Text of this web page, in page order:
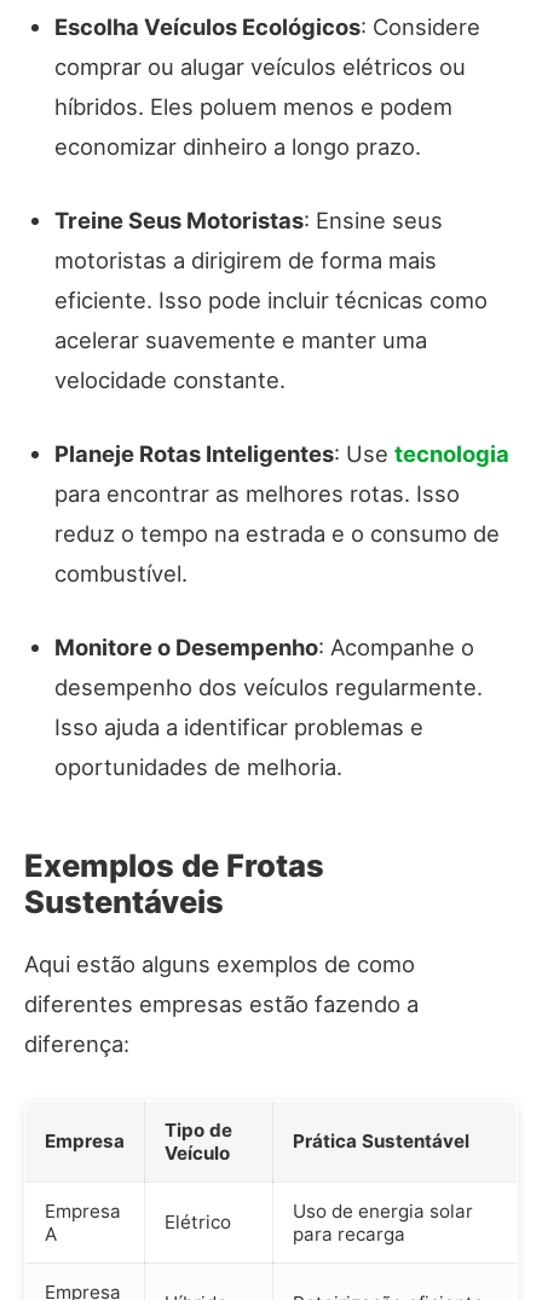
Escolha Veículos Ecológicos: Considere
comprar ou alugar veículos elétricos ou
híbridos. Eles poluem menos e podem
economizar dinheiro a longo prazo.
Treine Seus Motoristas: Ensine seus
motoristas a dirigirem de forma mais
eficiente. Isso pode incluir técnicas como
acelerar suavemente e manter uma
velocidade constante.
Planeje Rotas Inteligentes: Use tecnologia
para encontrar as melhores rotas. Isso
reduz o tempo na estrada e o consumo de
combustível.
Monitore o Desempenho: Acompanhe o
desempenho dos veículos regularmente.
Isso ajuda a identificar problemas e
oportunidades de melhoria.
Exemplos de Frotas
Sustentáveis
Aqui estão alguns exemplos de como
diferentes empresas estão fazendo a
diferença:
Empresa
Tipo de
Veículo
Prática Sustentável
Empresa
A
Elétrico
Uso de energia solar
para recarga
Empresa